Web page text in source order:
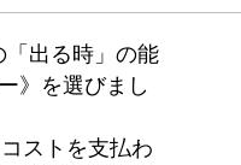
「出る時」の能
》を選びまし
ストを支払わ